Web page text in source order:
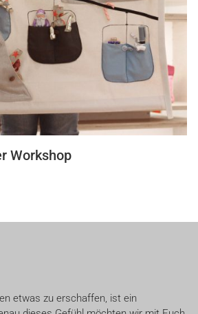
Workshop
etwas zu erschaffen, ist ein